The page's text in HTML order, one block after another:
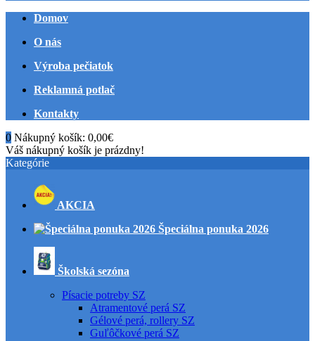
Domov
O nás
Výroba pečiatok
Reklamná potlač
Kontakty
0 Nákupný košík: 0,00€
Váš nákupný košík je prázdny!
Kategórie
AKCIA
Špeciálna ponuka 2026
Školská sezóna
Písacie potreby SZ
Atramentové perá SZ
Gélové perá, rollery SZ
Guľôčkové perá SZ